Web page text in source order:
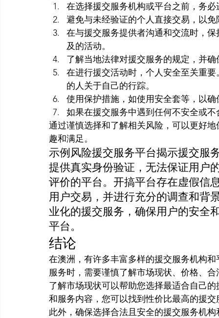
在选择援交服务机构或平台之前，务
避免与未经验证的个人直接交易，以
在与援交服务提供者沟通和交流时，
及的活动。
了解当地法律对援交服务的规定，并
在进行援交活动时，个人安全至关重
的人关于自己的行踪。
使用保护措施，如使用安全套等，以
如果在援交服务中遇到任何不安全或
通过谨慎选择和了解相关风险，可以更好
趣和满足。
示例风险援交服务平台揭示援交服
提供真实身份验证，无法保证用户
评价的平台。开搞平台存在虚假信
用户交易，并进行充分的调查和背
业化的援交服务，确保用户的安全
平台。
结论
在澳洲，有许多丰富多样的援交服务机构
服务时，需要谨慎了解市场现状、价格、
了解市场现状可以帮助您选择最适合自己
和服务内容，您可以找到性价比最高的援交
此外，确保选择合法且安全的援交服务机